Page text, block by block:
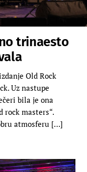
trinaesto
Old Rock
Uz nastupe
bila je ona
rock masters“.
atmosferu […]